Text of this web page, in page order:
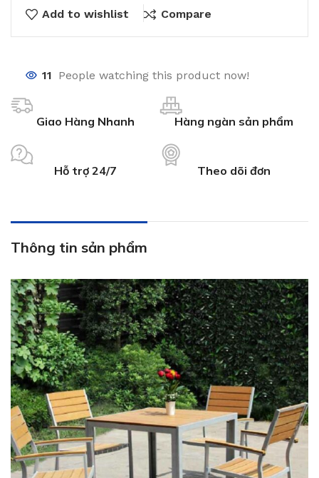
Add to wishlist Compare
11 People watching this product now!
Giao Hàng Nhanh Hàng ngàn sản phẩm
Hỗ trợ 24/7 Theo dõi đơn
Thông tin sản phẩm